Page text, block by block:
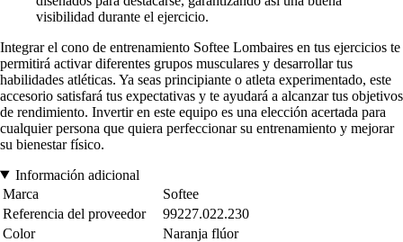
visibilidad durante el ejercicio.
Integrar el cono de entrenamiento Softee Lombaires en tus ejercicios te
permitirá activar diferentes grupos musculares y desarrollar tus
habilidades atléticas. Ya seas principiante o atleta experimentado, este
accesorio satisfará tus expectativas y te ayudará a alcanzar tus objetivos
de rendimiento. Invertir en este equipo es una elección acertada para
cualquier persona que quiera perfeccionar su entrenamiento y mejorar
su bienestar físico.
Información adicional
Marca
Softee
Referencia del proveedor
99227.022.230
Color
Naranja flúor